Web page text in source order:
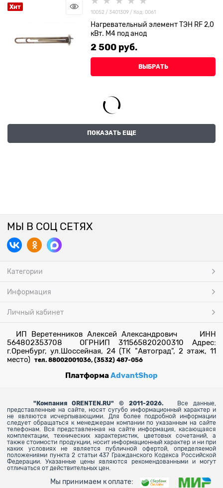
Хит
10052 / 3401309 / Код: 0061
Нагревательный элемент ТЭН RF 2,0
кВт. М4 под анод
2 500 руб.
ВЫБРАТЬ
ПОКАЗАТЬ ЕЩЕ
МЫ В СОЦ СЕТЯХ
Категории
Информация
Личный кабинет
ИП Веретенников Алексей Александрович ИНН
564802353708 ОГРНИП 311565820200310 Адрес:
г.Оренбург, ул.Шоссейная, 24 (ТК "Автоград", 2 этаж, 11
место) тел. 88002001036, (3532) 487-056
ПлатформаAdvantShop
" Компания ORENTEN.RU" © 2011-2026.
Все данные,
представленные на сайте, носят сугубо информационный характер и
не являются исчерпывающими. Для более подробной информации
следует обращаться к менеджерам компании по указанным на сайте
телефонам. Вся представленная на сайте информация, касающаяся
комплектации, технических характеристик, цветовых сочетаний, а
также стоимости продукции, носит информационный характер и ни при
каких условиях не является публичной офертой, определяемой
положениями пункта 2 статьи 437 Гражданского Кодекса Российской
Федерации. Указанные цены являются рекомендованными и могут
отличаться от действительных цен.
Мы принимаем к оплате: